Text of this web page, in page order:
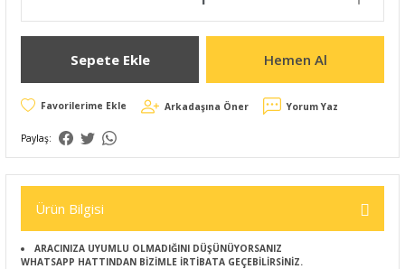
Sepete Ekle Hemen Al
Arkadaşına Öner Yorum Yaz
Paylaş:
Ürün Bilgisi
ARACINIZA UYUMLU OLMADIĞINI DÜŞÜNÜYORSANIZ
WHATSAPP HATTINDAN BİZİMLE İRTİBATA GEÇEBİLİRSİNİZ.